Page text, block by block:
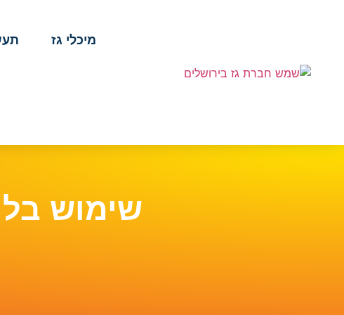
מיכלי גז
שימוש